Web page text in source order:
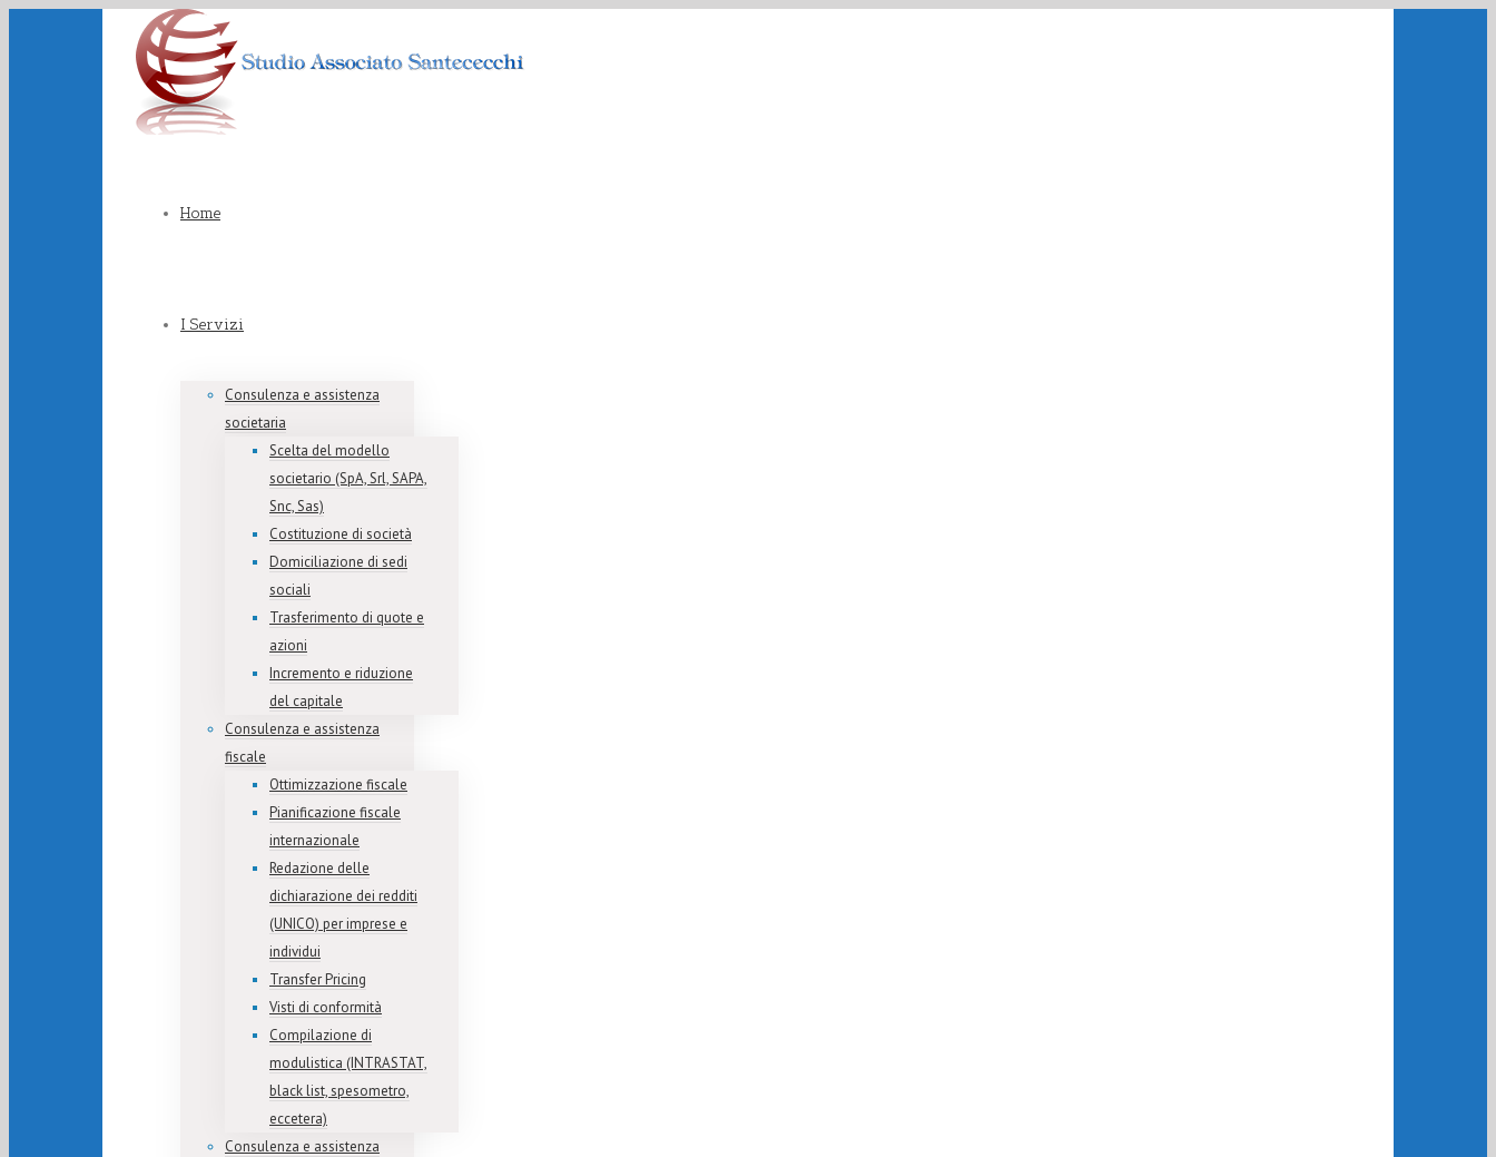
Home
I Servizi
Consulenza e assistenza
societaria
Scelta del modello
societario (SpA, Srl, SAPA,
Snc, Sas)
Costituzione di società
Domiciliazione di sedi
sociali
Trasferimento di quote e
azioni
Incremento e riduzione
del capitale
Consulenza e assistenza
fiscale
Ottimizzazione fiscale
Pianificazione fiscale
internazionale
Redazione delle
dichiarazione dei redditi
(UNICO) per imprese e
individui
Transfer Pricing
Visti di conformità
Compilazione di
modulistica (INTRASTAT,
black list, spesometro,
eccetera)
Consulenza e assistenza